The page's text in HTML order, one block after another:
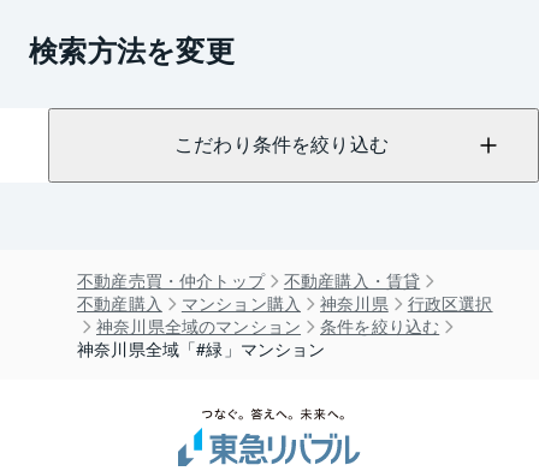
検索方法を変更
こだわり条件を絞り込む
不動産売買・仲介トップ
不動産購入・賃貸
不動産購入
マンション購入 神奈川県
行政区選択
神奈川県全域のマンション
条件を絞り込む
神奈川県全域「#緑」マンション